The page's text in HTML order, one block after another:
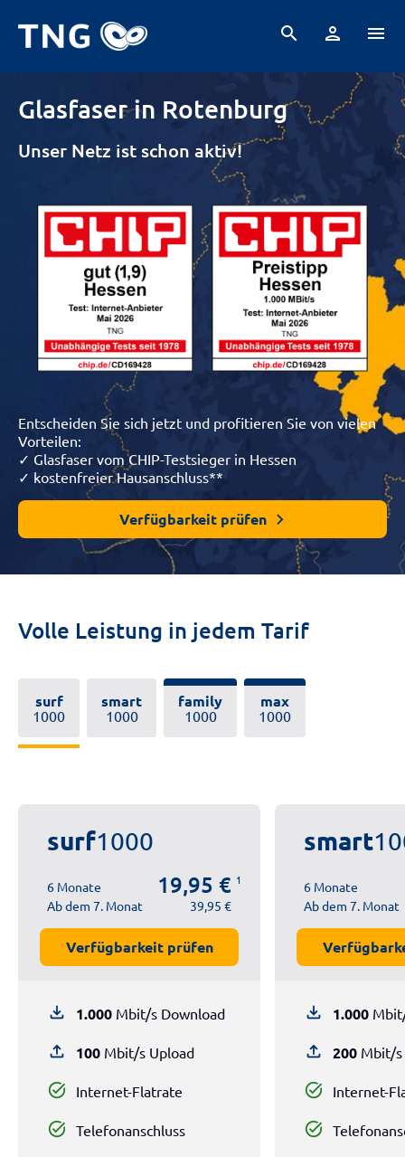
search person menu
Tarife Ausbau
Glasfaser in Rotenburg
Unser Netz ist schon aktiv!
Entscheiden Sie sich jetzt und profitieren Sie von vielen
Vorteilen:
✓ Glasfaser vom CHIP-Testsieger in Hessen
✓ kostenfreier Hausanschluss**
Verfügbarkeit prüfen
Volle Leistung in jedem Tarif
surf
1000
smart
1000
family
1000
max
1000
surf1000
6 Monate 19,95 € 1
Ab dem 7. Monat 39,95 €
Verfügbarkeit prüfen
file_download 1.000 Mbit/s Download
file_upload 100 Mbit/s Upload
task_alt Internet-Flatrate
task_alt Telefonanschluss
smart
6 Monate
Ab dem 7. Monat
file_download 1.000
file_upload 200 Mbit/s
task_alt Internet-
task_alt